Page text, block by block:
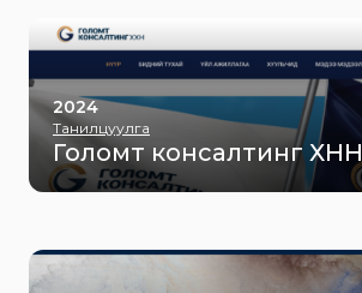
2024
Танилцуулга
Голомт консалтинг ХНН